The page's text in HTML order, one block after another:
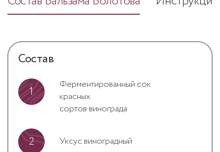
Состав
1
Ферментированный сок
красных
сортов винограда
2 Уксус виноградный